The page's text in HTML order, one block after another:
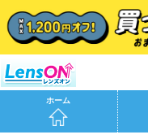
ホーム